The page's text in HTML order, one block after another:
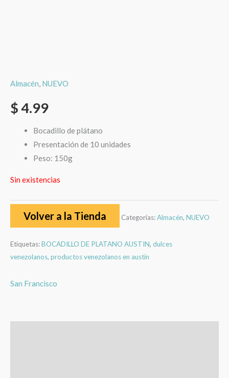
Almacén, NUEVO
$4.99
Bocadillo de plátano
Presentación de 10 unidades
Peso: 150g
Sin existencias
Volver a la Tienda Categorías:Almacén, NUEVO
Etiquetas:BOCADILLO DE PLATANO AUSTIN, dulces
venezolanos, productos venezolanos en austin
San Francisco